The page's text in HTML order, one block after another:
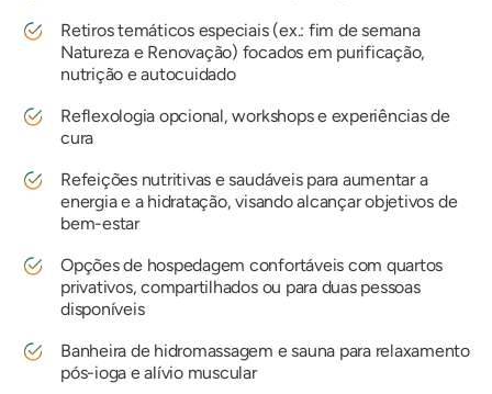
Retiros temáticos especiais (ex.: fim de semana
Natureza e Renovação) focados em purificação,
nutrição e autocuidado
Reflexologia opcional, workshops e experiências de
cura
Refeições nutritivas e saudáveis ​​para aumentar a
energia e a hidratação, visando alcançar objetivos de
bem-estar
Opções de hospedagem confortáveis ​​com quartos
privativos, compartilhados ou para duas pessoas
disponíveis
Banheira de hidromassagem e sauna para relaxamento
pós-ioga e alívio muscular